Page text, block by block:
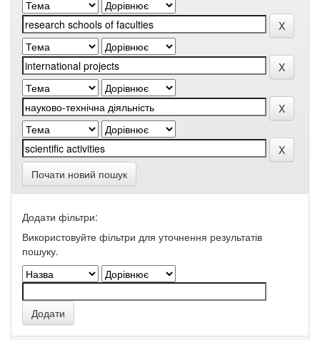
Почати новий пошук
Додати фільтри:
Використовуйте фільтри для уточнення результатів
пошуку.